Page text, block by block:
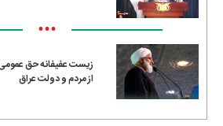
•••
زیست عفیفانه حق
از مردم و دولت عراق